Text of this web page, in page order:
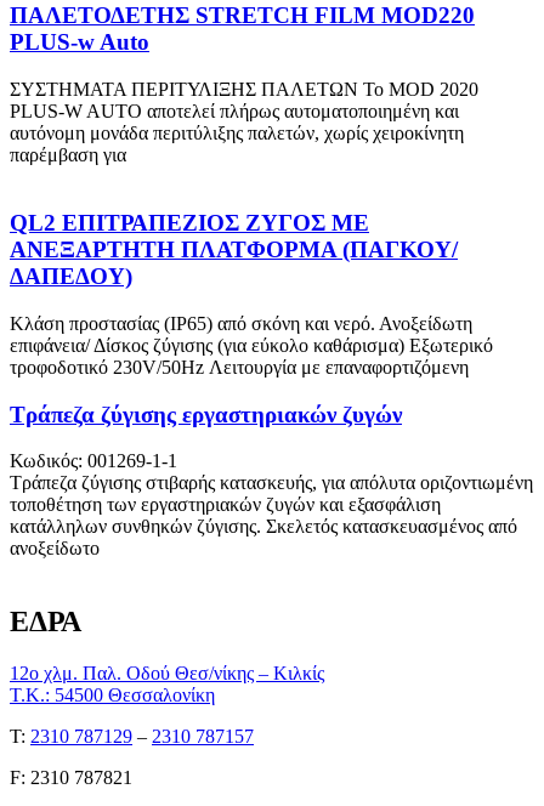
ΠΑΛΕΤΟΔΕΤΗΣ STRETCH FILM MOD220
PLUS-w Auto
ΣΥΣΤΗΜΑΤΑ ΠΕΡΙΤΥΛΙΞΗΣ ΠΑΛΕΤΩΝ Το MOD 2020
PLUS-W AUTO αποτελεί πλήρως αυτοματοποιημένη και
αυτόνομη μονάδα περιτύλιξης παλετών, χωρίς χειροκίνητη
παρέμβαση για
QL2 ΕΠΙΤΡΑΠΕΖΙΟΣ ΖΥΓΟΣ ΜΕ
ΑΝΕΞΑΡΤΗΤΗ ΠΛΑΤΦΟΡΜΑ (ΠΑΓΚΟΥ/
ΔΑΠΕΔΟΥ)
Κλάση προστασίας (ΙΡ65) από σκόνη και νερό. Ανοξείδωτη
επιφάνεια/ Δίσκος ζύγισης (για εύκολο καθάρισμα) Εξωτερικό
τροφοδοτικό 230V/50Hz Λειτουργία με επαναφορτιζόμενη
Τράπεζα ζύγισης εργαστηριακών ζυγών
Κωδικός: 001269-1-1
Τράπεζα ζύγισης στιβαρής κατασκευής, για απόλυτα οριζοντιωμένη
τοποθέτηση των εργαστηριακών ζυγών και εξασφάλιση
κατάλληλων συνθηκών ζύγισης. Σκελετός κατασκευασμένος από
ανοξείδωτο
ΕΔΡΑ
12ο χλμ. Παλ. Οδού Θεσ/νίκης – Κιλκίς
Τ.Κ.: 54500 Θεσσαλονίκη
Τ: 2310 787129 – 2310 787157
F: 2310 787821